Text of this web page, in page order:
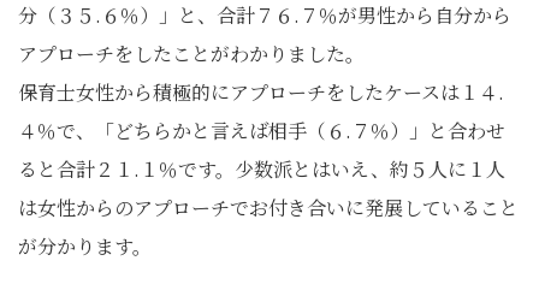
分（３５.６％）」と、合計７６.７％が男性から自分から
アプローチをしたことがわかりました。
保育士女性から積極的にアプローチをしたケースは１４.
４％で、「どちらかと言えば相手（６.７％）」と合わせ
ると合計２１.１％です。少数派とはいえ、約５人に１人
は女性からのアプローチでお付き合いに発展していること
が分かります。